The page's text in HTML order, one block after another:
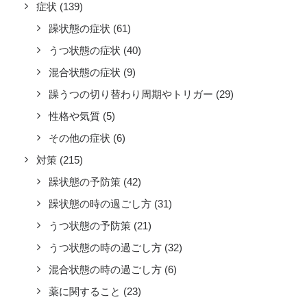
症状 (139)
躁状態の症状 (61)
うつ状態の症状 (40)
混合状態の症状 (9)
躁うつの切り替わり周期やトリガー (29)
性格や気質 (5)
その他の症状 (6)
対策 (215)
躁状態の予防策 (42)
躁状態の時の過ごし方 (31)
うつ状態の予防策 (21)
うつ状態の時の過ごし方 (32)
混合状態の時の過ごし方 (6)
薬に関すること (23)